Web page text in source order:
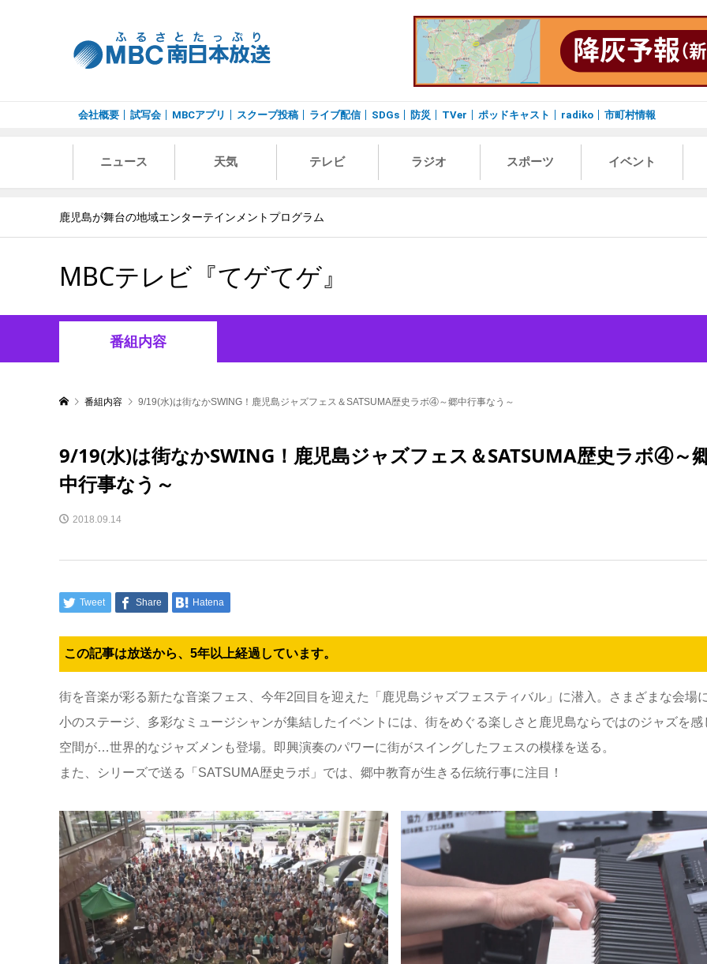
会社概要 試写会 MBCアプリ スクープ投稿 ライブ配信 SDGs 防災 TVer ポッドキャスト radiko 市町村情報
ニュース 天気 テレビ ラジオ スポーツ イベント
鹿児島が舞台の地域エンターテインメントプログラム
MBCテレビ『てゲてゲ』
番組内容
番組内容 9/19(水)は街なかSWING！鹿児島ジャズフェス＆SATSUMA歴史ラボ④～郷中行事なう～
9/19(水)は街なかSWING！鹿児島ジャズフェス＆SATSUMA歴史ラボ④～
中行事なう～
2018.09.14
Tweet Share Hatena
この記事は放送から、5年以上経過しています。
街を音楽が彩る新たな音楽フェス、今年2回目を迎えた「鹿児島ジャズフェスティバル」に潜入。さまざまな会場
小のステージ、多彩なミュージシャンが集結したイベントには、街をめぐる楽しさと鹿児島ならではのジャズを感
空間が…世界的なジャズメンも登場。即興演奏のパワーに街がスイングしたフェスの模様を送る。
また、シリーズで送る「SATSUMA歴史ラボ」では、郷中教育が生きる伝統行事に注目！